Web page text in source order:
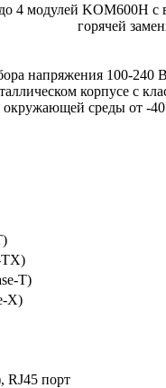
до 4 модулей KOM600H с
горячей
напряжения 100-240
корпусе с
окружающей среды от -
TX)
T)
X)
RJ45 порт